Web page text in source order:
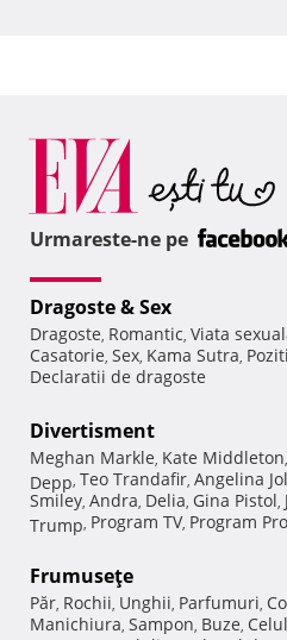
Urmareste-ne pe
Dragoste & Sex
Dragoste, Romantic, Viata
Casatorie, Sex, Kama Sutra,
Declaratii de dragoste
Divertisment
Meghan Markle, Kate Middleton,
Depp, Teo Trandafir, Angelina
Smiley, Andra, Delia, Gina Pistol,
Trump, Program TV, Program
Frumuseţe
Păr, Rochii, Unghii, Parfumuri,
Manichiura, Sampon, Buze,